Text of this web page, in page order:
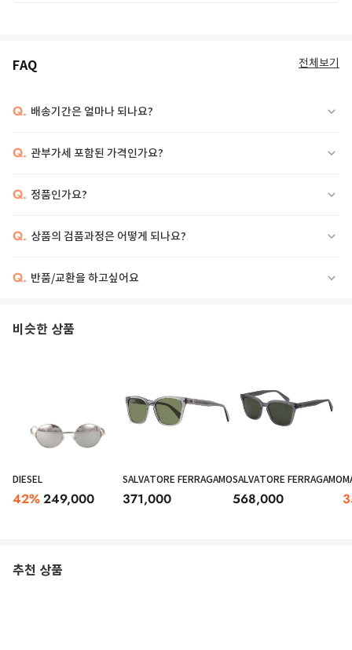
FAQ 전체보기
Q. 배송기간은 얼마나 되나요?
Q. 관부가세 포함된 가격인가요?
Q. 정품인가요?
Q. 상품의 검품과정은 어떻게 되나요?
Q. 반품/교환을 하고싶어요
비슷한 상품
DIESEL
42%249,000
SALVATORE FERRAGAMO
371,000
SALVATORE FERRAGAMO
568,000
추천 상품